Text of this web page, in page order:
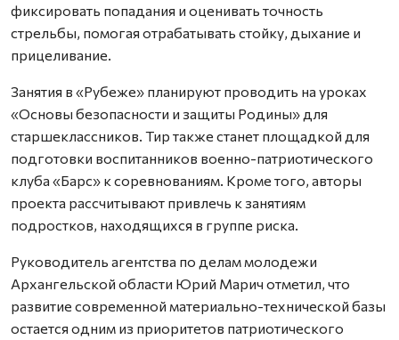
фиксировать попадания и оценивать точность
стрельбы, помогая отрабатывать стойку, дыхание и
прицеливание.
Занятия в «Рубеже» планируют проводить на уроках
«Основы безопасности и защиты Родины» для
старшеклассников. Тир также станет площадкой для
подготовки воспитанников военно-патриотического
клуба «Барс» к соревнованиям. Кроме того, авторы
проекта рассчитывают привлечь к занятиям
подростков, находящихся в группе риска.
Руководитель агентства по делам молодежи
Архангельской области Юрий Марич отметил, что
развитие современной материально-технической базы
остается одним из приоритетов патриотического